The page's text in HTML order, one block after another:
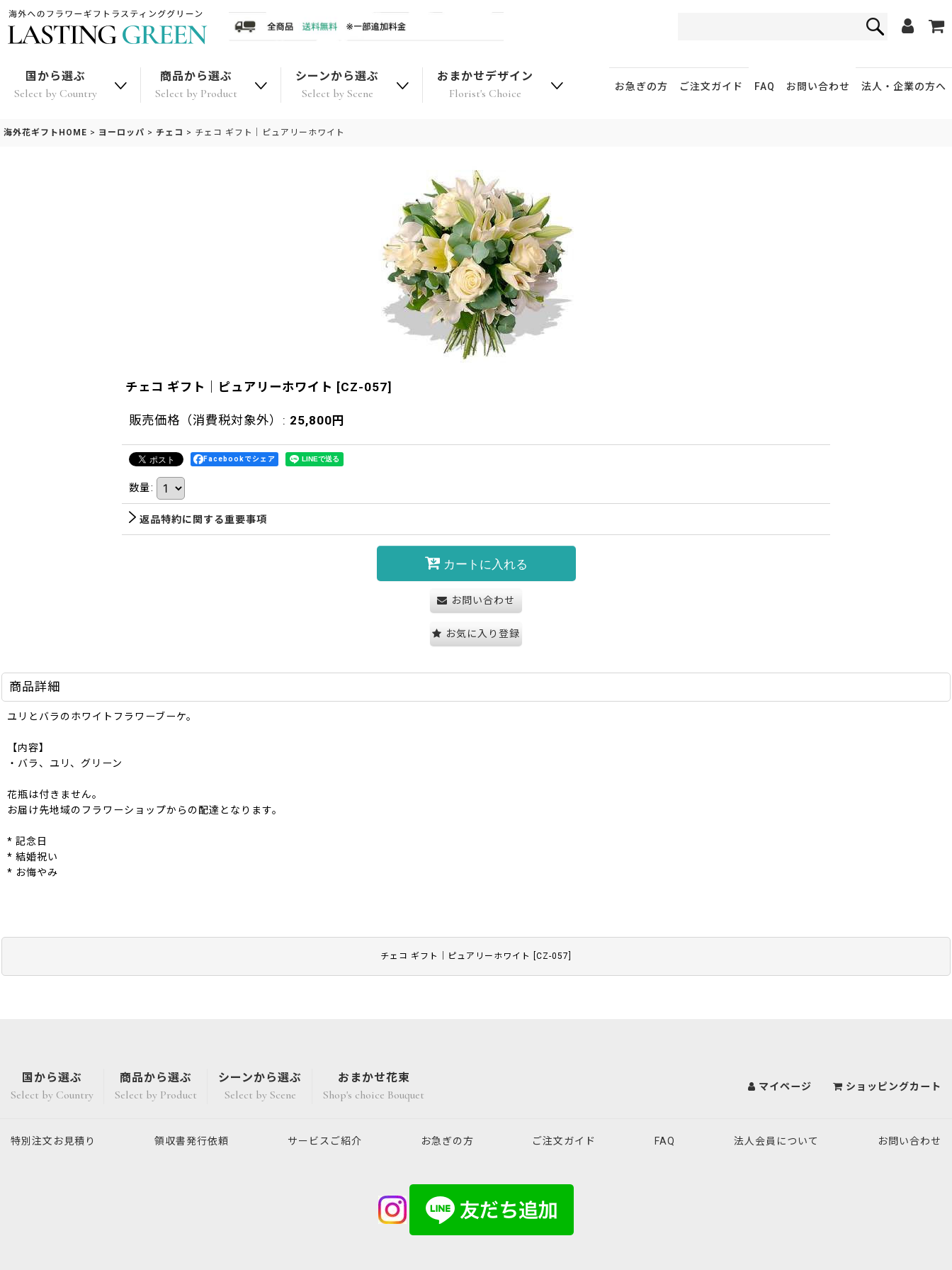
国から選ぶ
Select by Country
商品から選ぶ
Select by Product
シーンから選ぶ
Select by Scene
おまかせデザイン
Florist's Choice 法人・企業の方へ
ご注文ガイド
お急ぎの方 FAQ お問い合わせ
海外花ギフトHOME > ヨーロッパ > チェコ > チェコ ギフト｜ピュアリーホワイト
チェコ ギフト｜ピュアリーホワイト CZ-057
チェコ ギフト｜ピュアリーホワイト [CZ-057]
販売価格（消費税対象外） : 25,800 円
Facebookでシェア
数量:
返品特約に関する重要事項
カートに入れる
お問い合わせ
お気に入り登録
商品詳細
ユリとバラのホワイトフラワーブーケ。
【内容】
・バラ、ユリ、グリーン
花瓶は付きません。
お届け先地域のフラワーショップからの配達となります。
* 記念日
* 結婚祝い
* お悔やみ
国から選ぶ
Select by Country
商品から選ぶ
Select by Product
シーンから選ぶ
Select by Scene
おまかせ花束
Shop's choice Bouquet
マイページ ショッピングカート
特別注文 お見積り 領収書発行依頼 サービスご紹介 お急ぎの方 ご注文ガイド FAQ 法人会員について お問い合わせ